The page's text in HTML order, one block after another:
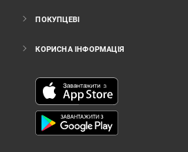
ПОКУПЦЕВІ
КОРИСНА ІНФОРМАЦІЯ